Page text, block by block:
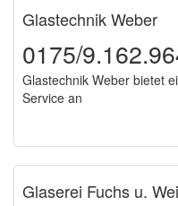
Glastechnik Weber
0175/
Glastechnik Weber bietet
Service an
Glaserei Fuchs u.